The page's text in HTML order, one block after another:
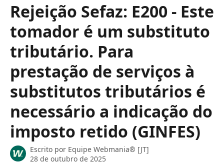
Rejeição Sefaz: E200 - Este
tomador é um substituto
tributário. Para
prestação de serviços à
substitutos tributários é
necessário a indicação do
imposto retido (GINFES)
Escrito por Equipe Webmania® [JT]
28 de outubro de 2025